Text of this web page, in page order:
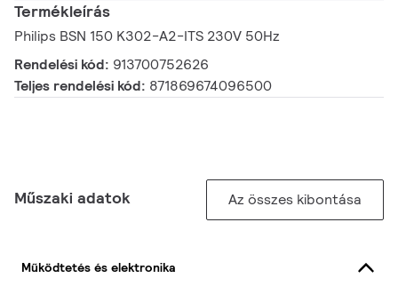
Termékleírás
Philips BSN 150 K302-A2-ITS 230V 50Hz
Rendelési kód: 913700752626
Teljes rendelési kód: 871869674096500
Műszaki adatok Az összes kibontása
Működtetés és elektronika